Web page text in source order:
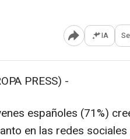
Abrir IA
PRESS) -
españoles (71%)
en las redes